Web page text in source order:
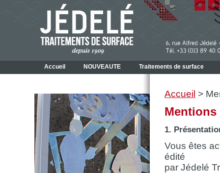
Accueil NOUVEAUTE Traitements de surface
Accueil >
Mentions
1.
Vous êtes
édité
par Jédelé